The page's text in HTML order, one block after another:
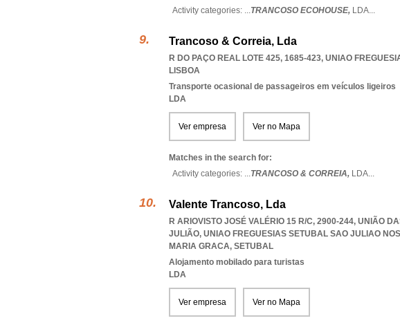
Activity categories: ...TRANCOSO ECOHOUSE, LDA...
Trancoso & Correia, Lda
R DO PAÇO REAL LOTE 425, 1685-423, UNIAO
LISBOA
Transporte ocasional de passageiros em veículos ligeiros
LDA
Ver empresa Ver no Mapa
Matches in the search for:
Activity categories: ...TRANCOSO & CORREIA, LDA...
Valente Trancoso, Lda
R ARIOVISTO JOSÉ VALÉRIO 15 R/C, 2900-244, UNIÃO
JULIÃO, UNIAO FREGUESIAS SETUBAL SAO JULIAO
MARIA GRACA, SETUBAL
Alojamento mobilado para turistas
LDA
Ver empresa Ver no Mapa